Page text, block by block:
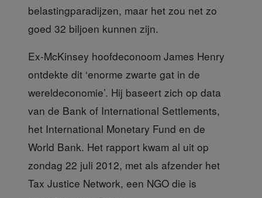
belastingparadijzen, maar het zou net zo
goed 32 biljoen kunnen zijn.
Ex-McKinsey hoofdeconoom James Henry
ontdekte dit ‘enorme zwarte gat in de
wereldeconomie’. Hij baseert zich op data
van de Bank of International Settlements,
het International Monetary Fund en de
World Bank. Het rapport kwam al uit op
zondag 22 juli 2012, met als afzender het
Tax Justice Network, een NGO die is